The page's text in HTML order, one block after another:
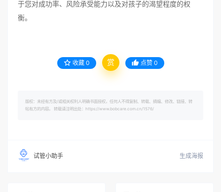
于您对成功率、风险承受能力以及对孩子的渴望程度的权
衡。
收藏 0 赏 点赞 0
版权：未经有方及/或相关权利人明确书面授权，任何人不得复制、转载、摘编、修改、链接、转
帖有方的内容。 转载请注明出处：https://www.bobcare.com.cn/1576/
试管小助手 生成海报